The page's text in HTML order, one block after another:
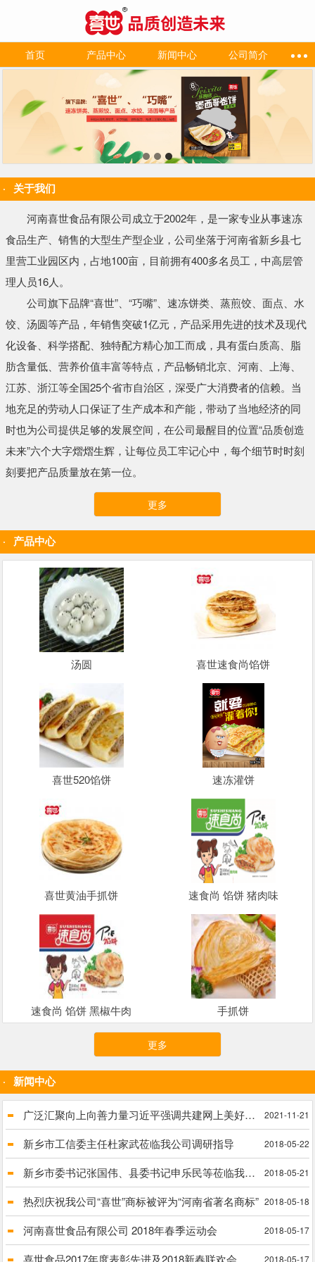
首页 产品中心 新闻中心 公司简介
关于我们
河南喜世食品有限公司成立于2002年，是一家专业从事速冻
食品生产、销售的大型生产型企业，公司坐落于河南省新乡县七
里营工业园区内，占地100亩，目前拥有400多名员工，中高层管
理人员16人。
公司旗下品牌“喜世”、“巧嘴”、速冻饼类、蒸煎饺、面点、水
饺、汤圆等产品，年销售突破1亿元，产品采用先进的技术及现代
化设备、科学搭配、独特配方精心加工而成，具有蛋白质高、脂
肪含量低、营养价值丰富等特点，产品畅销北京、河南、上海、
江苏、浙江等全国25个省市自治区，深受广大消费者的信赖。当
地充足的劳动人口保证了生产成本和产能，带动了当地经济的同
时也为公司提供足够的发展空间，在公司最醒目的位置“品质创造
未来”六个大字熠熠生辉，让每位员工牢记心中，每个细节时时刻
刻要把产品质量放在第一位。
更多
产品中心
汤圆 喜世速食尚馅饼
喜世520馅饼 速冻灌饼
喜世黄油手抓饼 速食尚 馅饼 猪肉味
速食尚 馅饼 黑椒牛肉 手抓饼
更多
新闻中心
广泛汇聚向上向善力量习近平强调共建网上美好精神家园 2021-11-21
新乡市工信委主任杜家武莅临我公司调研指导 2018-05-22
新乡市委书记张国伟、县委书记申乐民等莅临我公司进行实地调研脱贫攻坚工作 2018-05-21
热烈庆祝我公司“喜世”商标被评为“河南省著名商标” 2018-05-18
河南喜世食品有限公司 2018年春季运动会 2018-05-17
喜世食品2017年度表彰先进及2018新春联欢会 2018-05-17